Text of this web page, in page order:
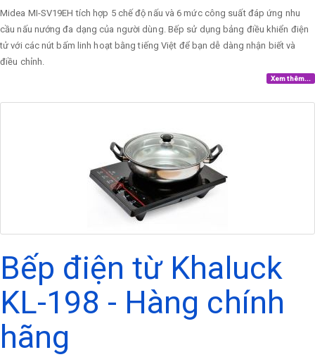
Midea MI-SV19EH tích hợp 5 chế độ nấu và 6 mức công suất đáp ứng nhu
cầu nấu nướng đa dạng của người dùng. Bếp sử dụng bảng điều khiển điện
tử với các nút bấm linh hoạt bằng tiếng Việt để bạn dễ dàng nhận biết và
điều chỉnh.
Xem thêm...
Bếp điện từ Khaluck
KL-198 - Hàng chính
hãng